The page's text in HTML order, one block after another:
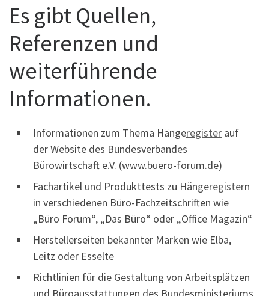
Es gibt Quellen,
Referenzen und
weiterführende
Informationen.
Informationen zum Thema Hängeregister auf
der Website des Bundesverbandes
Bürowirtschaft e.V. (www.buero-forum.de)
Fachartikel und Produkttests zu Hängeregistern
in verschiedenen Büro-Fachzeitschriften wie
„Büro Forum“, „Das Büro“ oder „Office Magazin“
Herstellerseiten bekannter Marken wie Elba,
Leitz oder Esselte
Richtlinien für die Gestaltung von Arbeitsplätzen
und Büroausstattungen des Bundesministeriums